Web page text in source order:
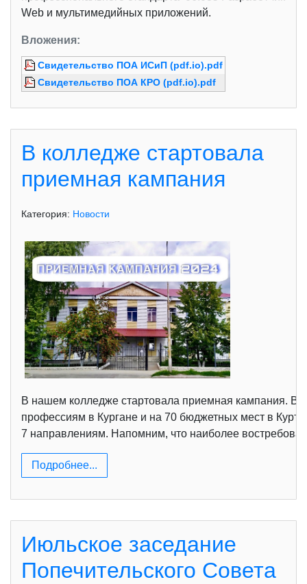
Web и мультимедийных приложений.
Вложения:
Свидетельство ПОА ИСиП (pdf.io).pdf
Свидетельство ПОА КРО (pdf.io).pdf
В колледже стартовала
приемная кампания
Категория: Новости
В нашем колледже стартовала приемная кампания. В
профессиям в Кургане и на 70 бюджетных мест в
7 направлениям. Напомним, что наиболее
Подробнее...
Июльское заседание
Попечительского Совета